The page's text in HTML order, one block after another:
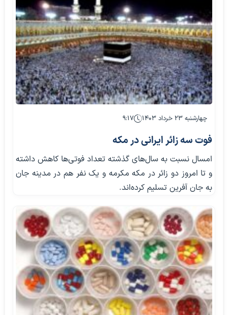
چهارشنبه ۲۳ خرداد ۱۴۰۳ ۹:۱۷
فوت سه زائر ایرانی در مکه
امسال نسبت به سال‌های گذشته تعداد فوتی‌ها کاهش داشته
و تا امروز دو زائر در مکه مکرمه و یک نفر هم در مدینه جان
به جان آفرین تسلیم کرده‌اند.